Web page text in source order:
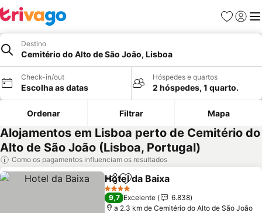
Favoritos
Iniciar
Destino
Cemitério do Alto de São João, Lisboa
Check-in/out
Escolha as datas
Hóspedes e quartos
2 hóspedes, 1 quarto.
Ordenar Filtrar Mapa
Alojamentos em Lisboa perto de Cemitério do
Alto de São João (Lisboa, Portugal)
Como os pagamentos influenciam os resultados
PartilharAdicionar aos favoritos
Hotel da Baixa
4 Estrelas
9,7 Excelente
6.838
a 2.3 km de Cemitério do Alto de São João